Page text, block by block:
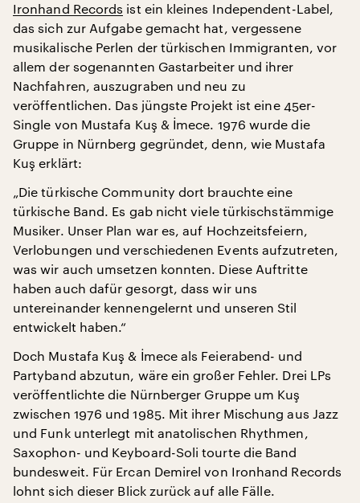
Ironhand Records ist ein kleines Independent-Label,
das sich zur Aufgabe gemacht hat, vergessene
musikalische Perlen der türkischen Immigranten, vor
allem der sogenannten Gastarbeiter und ihrer
Nachfahren, auszugraben und neu zu
veröffentlichen. Das jüngste Projekt ist eine 45er-
Single von Mustafa Kuş & İmece. 1976 wurde die
Gruppe in Nürnberg gegründet, denn, wie Mustafa
Kuş erklärt:
„Die türkische Community dort brauchte eine
türkische Band. Es gab nicht viele türkischstämmige
Musiker. Unser Plan war es, auf Hochzeitsfeiern,
Verlobungen und verschiedenen Events aufzutreten,
was wir auch umsetzen konnten. Diese Auftritte
haben auch dafür gesorgt, dass wir uns
untereinander kennengelernt und unseren Stil
entwickelt haben.“
Doch Mustafa Kuş & İmece als Feierabend- und
Partyband abzutun, wäre ein großer Fehler. Drei LPs
veröffentlichte die Nürnberger Gruppe um Kuş
zwischen 1976 und 1985. Mit ihrer Mischung aus Jazz
und Funk unterlegt mit anatolischen Rhythmen,
Saxophon- und Keyboard-Soli tourte die Band
bundesweit. Für Ercan Demirel von Ironhand Records
lohnt sich dieser Blick zurück auf alle Fälle.